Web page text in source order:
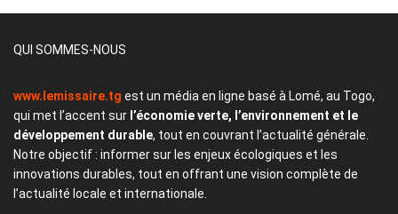
QUI SOMMES-NOUS
www.lemissaire.tg est un média en ligne basé à Lomé, au Togo,
qui met l’accent sur l’économie verte, l’environnement et le
développement durable, tout en couvrant l’actualité générale.
Notre objectif : informer sur les enjeux écologiques et les
innovations durables, tout en offrant une vision complète de
l’actualité locale et internationale.